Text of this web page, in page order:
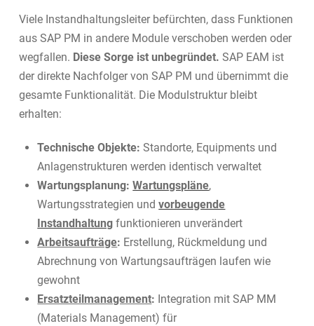
Viele Instandhaltungsleiter befürchten, dass Funktionen
aus SAP PM in andere Module verschoben werden oder
wegfallen. Diese Sorge ist unbegründet. SAP EAM ist
der direkte Nachfolger von SAP PM und übernimmt die
gesamte Funktionalität. Die Modulstruktur bleibt
erhalten:
Technische Objekte: Standorte, Equipments und
Anlagenstrukturen werden identisch verwaltet
Wartungsplanung: Wartungspläne,
Wartungsstrategien undvorbeugende
Instandhaltung funktionieren unverändert
Arbeitsaufträge: Erstellung, Rückmeldung und
Abrechnung von Wartungsaufträgen laufen wie
gewohnt
Ersatzteilmanagement: Integration mit SAP MM
(Materials Management) für